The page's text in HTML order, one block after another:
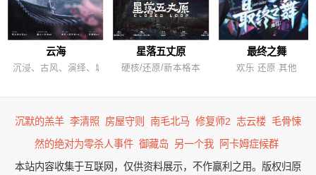
云海
沉浸、古风、演绎、城限
星落五丈原
硬核/还原/新本格本
最终之舞
欢乐 还原 其他
沉默的羔羊 李清照 房屋守则 南毛北马 修复师2 志云楼 毛骨悚
然的绝对为零杀人事件 御藏岛 另一个我
阿卡姆症候群
本站内容收集于互联网，仅供资料展示，不作赢利之用。版权归原